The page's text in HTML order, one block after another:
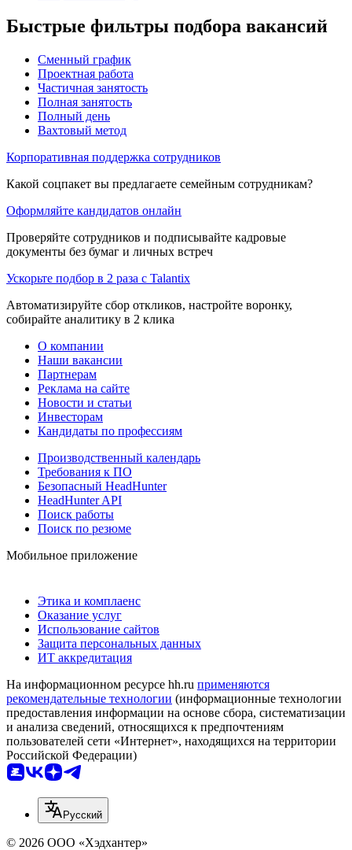
Быстрые фильтры подбора вакансий
Сменный график
Проектная работа
Частичная занятость
Полная занятость
Полный день
Вахтовый метод
Корпоративная поддержка сотрудников
Какой соцпакет вы предлагаете семейным сотрудникам?
Оформляйте кандидатов онлайн
Проверяйте сотрудников и подписывайте кадровые
документы без бумаг и личных встреч
Ускорьте подбор в 2 раза с Talantix
Автоматизируйте сбор откликов, настройте воронку,
собирайте аналитику в 2 клика
О компании
Наши вакансии
Партнерам
Реклама на сайте
Новости и статьи
Инвесторам
Кандидаты по профессиям
Производственный календарь
Требования к ПО
Безопасный HeadHunter
HeadHunter API
Поиск работы
Поиск по резюме
Мобильное приложение
Этика и комплаенс
Оказание услуг
Использование сайтов
Защита персональных данных
ИТ аккредитация
На информационном ресурсе hh.ru применяются
рекомендательные технологии (информационные технологии
предоставления информации на основе сбора, систематизации
и анализа сведений, относящихся к предпочтениям
пользователей сети «Интернет», находящихся на территории
Российской Федерации)
Русский
© 2026 ООО «Хэдхантер»